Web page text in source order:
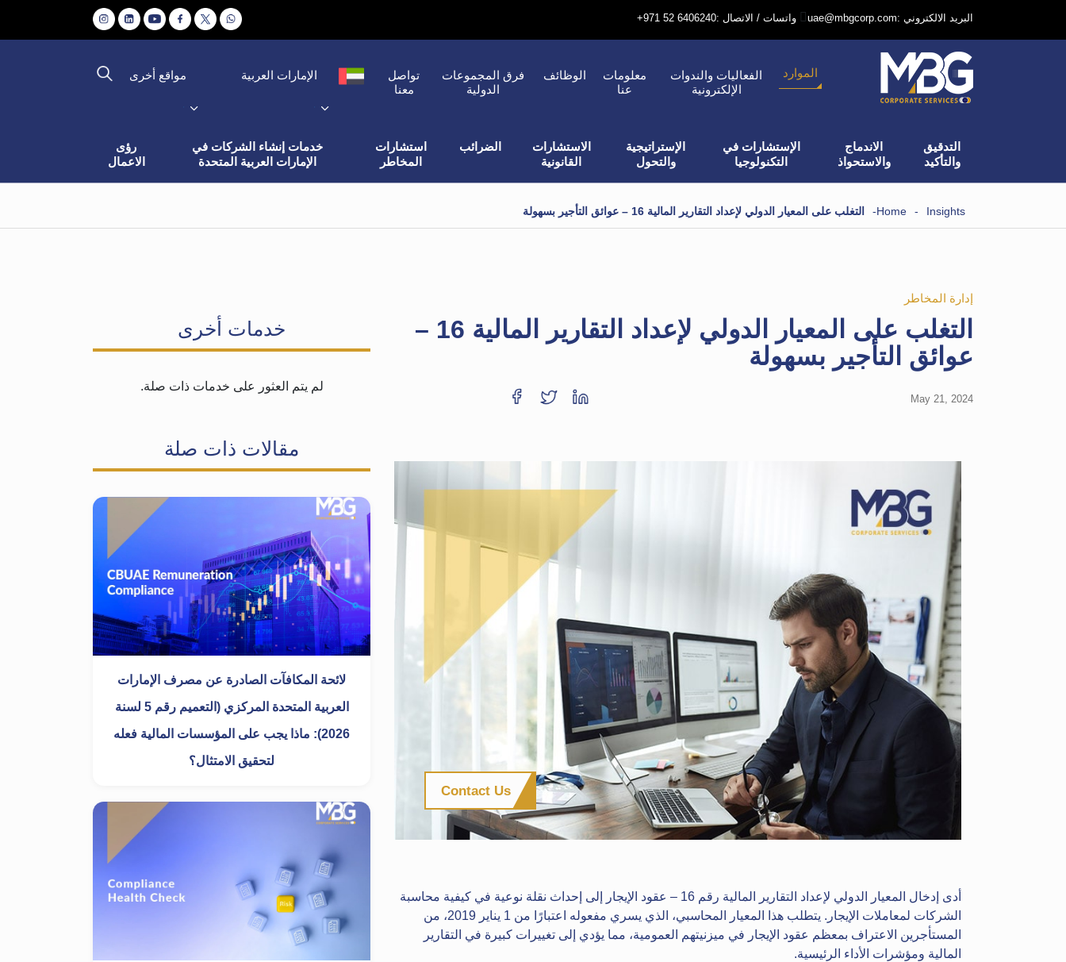
+971 52 6406240: واتسات / الاتصال uae@mbgcorp.com: البريد الالكتروني
الموارد
الفعاليات والندوات
الإلكترونية
معلومات
عنا
الوظائف
فرق المجموعات
الدولية
تواصل
معنا
الإمارات العربية مواقع أخرى
التدقيق
والتأكيد
الاندماج
والاستحواذ
الإستشارات في
التكنولوجيا
الإستراتيجية
والتحول
الاستشارات
القانونية
الضرائب
استشارات
المخاطر
خدمات إنشاء الشركات في
الإمارات العربية المتحدة
رؤى
الاعمال
Home - Insights
- التغلب على المعيار الدولي لإعداد التقارير المالية 16 – عوائق التأجير بسهولة
إدارة المخاطر
التغلب على المعيار الدولي لإعداد التقارير المالية 16 –
عوائق التأجير بسهولة
May 21, 2024
Contact Us
أدى إدخال المعيار الدولي لإعداد التقارير المالية رقم 16 – عقود الإيجار إلى إحداث نقلة نوعية في كيفية محاسبة
الشركات لمعاملات الإيجار. يتطلب هذا المعيار المحاسبي، الذي يسري مفعوله اعتبارًا من 1 يناير 2019، من
المستأجرين الاعتراف بمعظم عقود الإيجار في ميزنيتهم العمومية، مما يؤدي إلى تغييرات كبيرة في التقارير
المالية ومؤشرات الأداء الرئيسية.
خدمات أخرى
لم يتم العثور على خدمات ذات صلة.
مقالات ذات صلة
لائحة المكافآت الصادرة عن مصرف الإمارات
العربية المتحدة المركزي (التعميم رقم 5 لسنة
2026): ماذا يجب على المؤسسات المالية فعله
لتحقيق الامتثال؟